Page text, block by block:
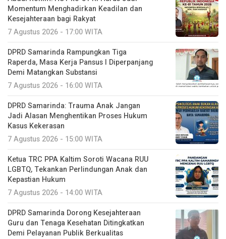
Momentum Menghadirkan Keadilan dan
Kesejahteraan bagi Rakyat
7 Agustus 2026 - 17:00 WITA
DPRD Samarinda Rampungkan Tiga
Raperda, Masa Kerja Pansus I Diperpanjang
Demi Matangkan Substansi
7 Agustus 2026 - 16:00 WITA
DPRD Samarinda: Trauma Anak Jangan
Jadi Alasan Menghentikan Proses Hukum
Kasus Kekerasan
7 Agustus 2026 - 15:00 WITA
Ketua TRC PPA Kaltim Soroti Wacana RUU
LGBTQ, Tekankan Perlindungan Anak dan
Kepastian Hukum
7 Agustus 2026 - 14:00 WITA
DPRD Samarinda Dorong Kesejahteraan
Guru dan Tenaga Kesehatan Ditingkatkan
Demi Pelayanan Publik Berkualitas